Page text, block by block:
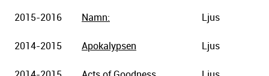
2015-2016 Namn: Ljus
2014-2015 Apokalypsen Ljus